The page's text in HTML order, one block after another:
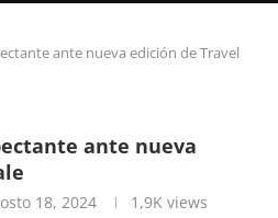
ante nueva edición de Travel
ante nueva
18, 2024 1,9K views